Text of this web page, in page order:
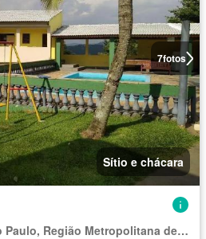
7fotos
Sítio e chácara
Região Imediata de São Paulo, Região Metropolitana de São Paulo